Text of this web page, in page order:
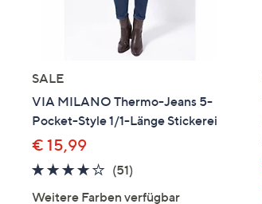
SALE
VIA MILANO Thermo-Jeans 5-
Pocket-Style 1/1-Länge Stickerei
€ 15,99
3.7
(51)
Weitere Farben verfügbar